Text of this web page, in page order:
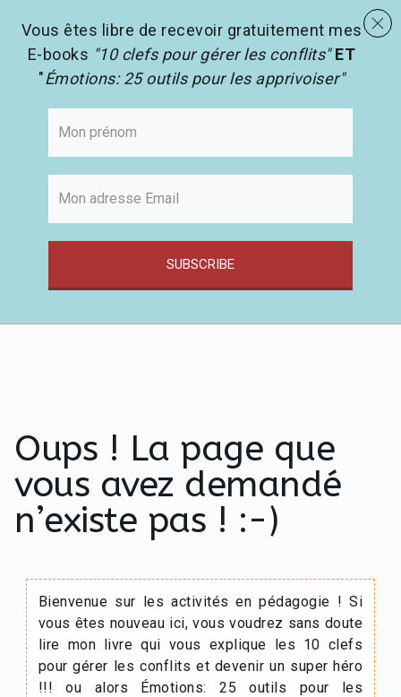
menu Les activités en pédagogie search
Oups ! La page que
vous avez demandé
n’existe pas ! :-)
Bienvenue sur les activités en pédagogie ! Si
vous êtes nouveau ici, vous voudrez sans doute
lire mon livre qui vous explique les 10 clefs
pour gérer les conflits et devenir un super héro
!!! ou alors Émotions: 25 outils pour les
Vous êtes libre de recevoir gratuitement mes
E-books "10 clefs pour gérer les conflits" ET
"Émotions: 25 outils pour les apprivoiser"
SUBSCRIBE